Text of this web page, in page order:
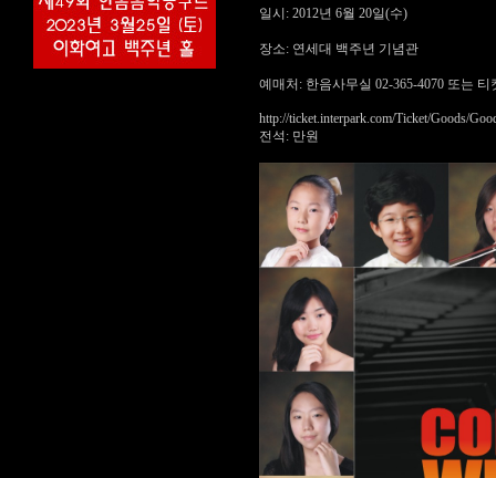
일시: 2012년 6월 20일(수)
장소: 연세대 백주년 기념관
예매처: 한음사무실 02-365-4070 또는
http://ticket.interpark.com/Ticket/Goods/
전석: 만원